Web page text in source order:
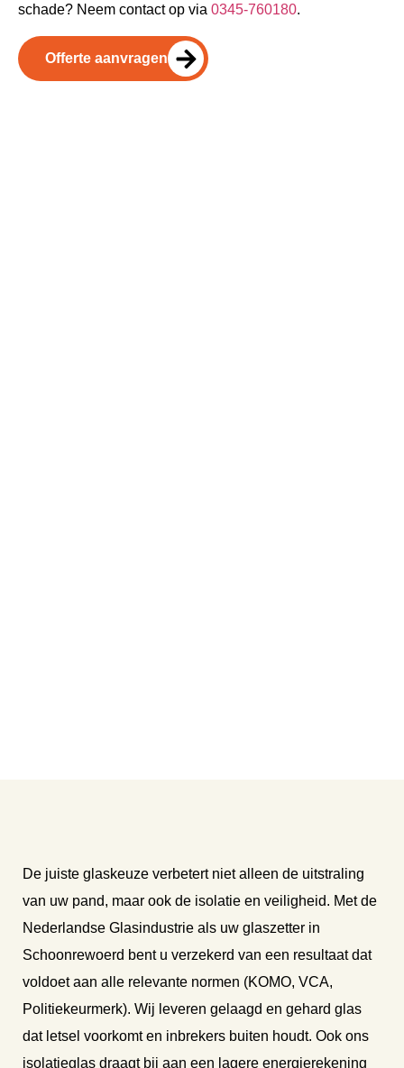
schade? Neem contact op via 0345-760180.
Offerte aanvragen
De juiste glaskeuze verbetert niet alleen de uitstraling
van uw pand, maar ook de isolatie en veiligheid. Met de
Nederlandse Glasindustrie als uw glaszetter in
Schoonrewoerd bent u verzekerd van een resultaat dat
voldoet aan alle relevante normen (KOMO, VCA,
Politiekeurmerk). Wij leveren gelaagd en gehard glas
dat letsel voorkomt en inbrekers buiten houdt. Ook ons
isolatieglas draagt bij aan een lagere energierekening